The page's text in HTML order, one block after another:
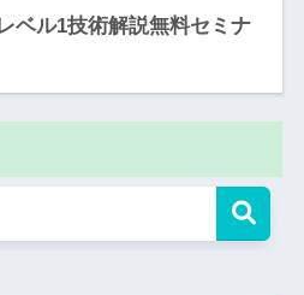
ベル1技術解説無料セミナ